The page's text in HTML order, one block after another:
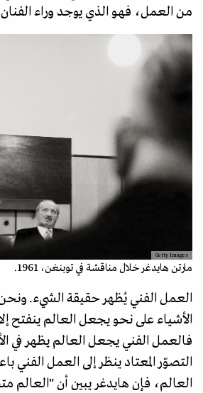
من العمل، فهو الذي يوجد وراء
Getty Images
مارتن هايدغر خلال مناقشة في توبنغن، 1961.
العمل الفني يُظهر حقيقة الشيء.
الأشياء على نحو يجعل العالم ينفتح
فالعمل الفني يجعل العالم يظهر في
التصوّر المعتاد ينظر إلى العمل الفني
العالم، فإن هايدغر يبين أن "العالم